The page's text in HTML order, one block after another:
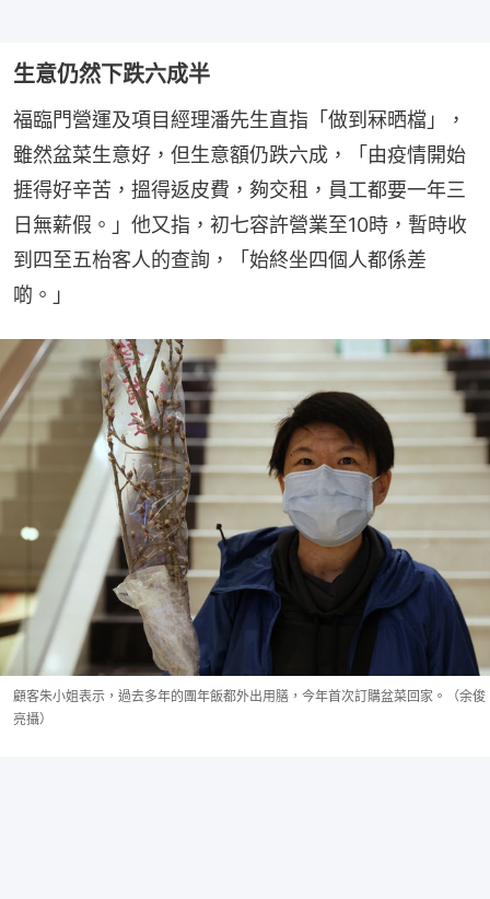
生意仍然下跌六成半
福臨門營運及項目經理潘先生直指「做到冧晒檔」，
雖然盆菜生意好，但生意額仍跌六成，「由疫情開始
捱得好辛苦，搵得返皮費，夠交租，員工都要一年三
日無薪假。」他又指，初七容許營業至10時，暫時收
到四至五枱客人的查詢，「始終坐四個人都係差
啲。」
顧客朱小姐表示，過去多年的團年飯都外出用膳，今年首次訂購盆菜回家。（余俊
亮攝）